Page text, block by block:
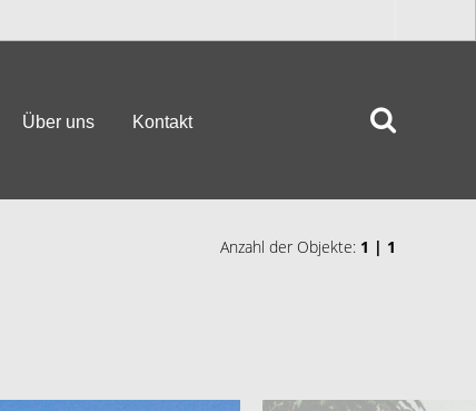
Über uns Kontakt
Anzahl der Objekte: 1 | 1